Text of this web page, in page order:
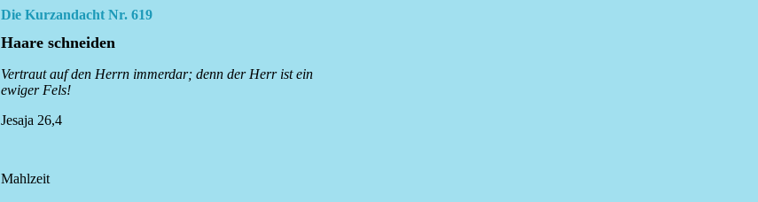
Die Kurzandacht Nr. 619
Haare schneiden
Vertraut auf den Herrn immerdar; denn der Herr ist ein
ewiger Fels!
Jesaja 26,4
Mahlzeit